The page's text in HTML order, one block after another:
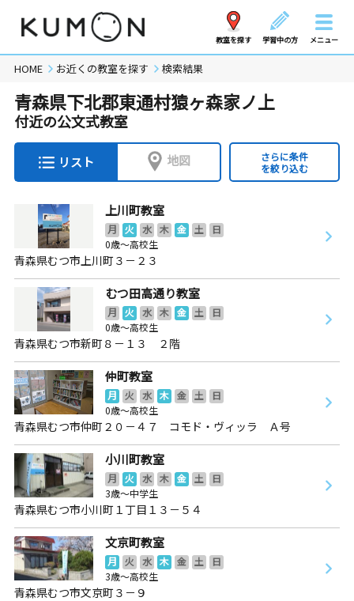
教室を探す 学習中の方 メニュー
HOME お近くの教室を探す 検索結果
青森県下北郡東通村猿ヶ森家ノ上
付近の公文式教室
リスト 地図
さらに条件
を絞り込む
上川町教室
月 火 水 木 金 土
日
0歳～高校生
青森県むつ市上川町３－２３
むつ田高通り教室
月 火 水 木 金 土
日
0歳～高校生
青森県むつ市新町８－１３ ２階
仲町教室
月 火 水 木 金 土
日
0歳～高校生
青森県むつ市仲町２０－４７ コモド・ヴィッラ Ａ号
小川町教室
月 火 水 木 金 土
日
3歳～中学生
青森県むつ市小川町１丁目１３－５４
文京町教室
月 火 水 木 金 土
日
3歳～高校生
青森県むつ市文京町３－９